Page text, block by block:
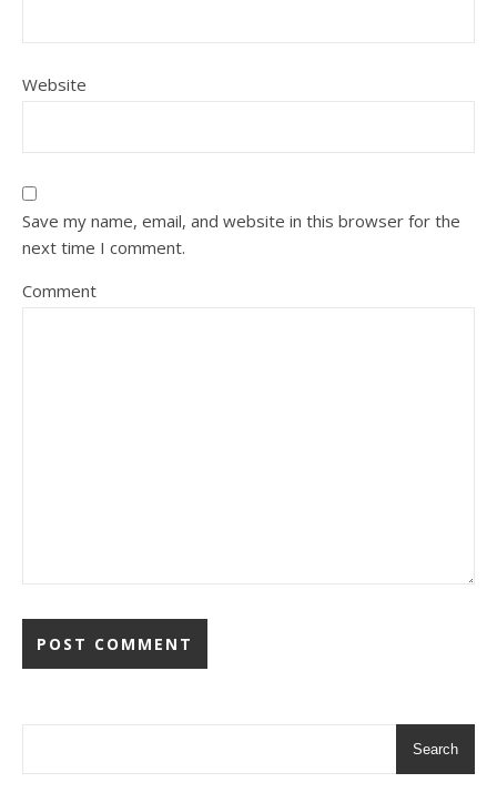
Website
Save my name, email, and website in this browser for the
next time I comment.
Comment
Search